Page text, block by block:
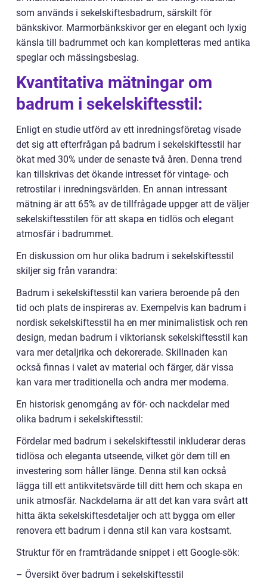
som används i sekelskiftesbadrum, särskilt för
bänkskivor. Marmorbänkskivor ger en elegant och lyxig
känsla till badrummet och kan kompletteras med antika
speglar och mässingsbeslag.
Kvantitativa mätningar om
badrum i sekelskiftesstil:
Enligt en studie utförd av ett inredningsföretag visade
det sig att efterfrågan på badrum i sekelskiftesstil har
ökat med 30% under de senaste två åren. Denna trend
kan tillskrivas det ökande intresset för vintage- och
retrostilar i inredningsvärlden. En annan intressant
mätning är att 65% av de tillfrågade uppger att de väljer
sekelskiftesstilen för att skapa en tidlös och elegant
atmosfär i badrummet.
En diskussion om hur olika badrum i sekelskiftesstil
skiljer sig från varandra:
Badrum i sekelskiftesstil kan variera beroende på den
tid och plats de inspireras av. Exempelvis kan badrum i
nordisk sekelskiftesstil ha en mer minimalistisk och ren
design, medan badrum i viktoriansk sekelskiftesstil kan
vara mer detaljrika och dekorerade. Skillnaden kan
också finnas i valet av material och färger, där vissa
kan vara mer traditionella och andra mer moderna.
En historisk genomgång av för- och nackdelar med
olika badrum i sekelskiftesstil:
Fördelar med badrum i sekelskiftesstil inkluderar deras
tidlösa och eleganta utseende, vilket gör dem till en
investering som håller länge. Denna stil kan också
lägga till ett antikvitetsvärde till ditt hem och skapa en
unik atmosfär. Nackdelarna är att det kan vara svårt att
hitta äkta sekelskiftesdetaljer och att bygga om eller
renovera ett badrum i denna stil kan vara kostsamt.
Struktur för en framträdande snippet i ett Google-sök:
– Översikt över badrum i sekelskiftesstil